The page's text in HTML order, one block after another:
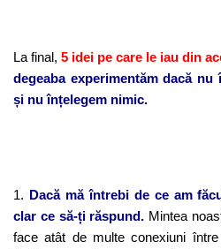
La final, 5 idei pe care le iau din
degeaba experimentăm dacă
și nu înțelegem nimic.
1. Dacă mă întrebi de ce am
clar ce să-ți răspund. Mintea
face atât de multe conexiuni